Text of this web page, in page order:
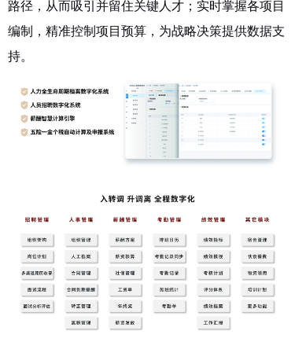
路径，从而吸引并留住关键人才；实时掌握各项目
编制，精准控制项目预算，为战略决策提供数据支
持。